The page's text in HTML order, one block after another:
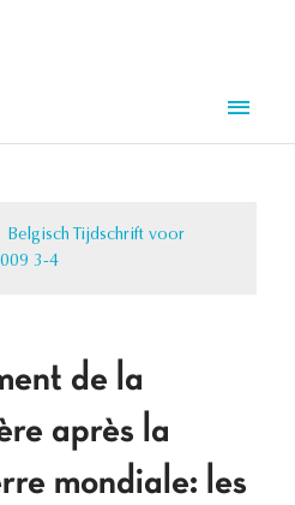
Belgisch Tijdschrift voor
3-4
de la
après la
mondiale: les